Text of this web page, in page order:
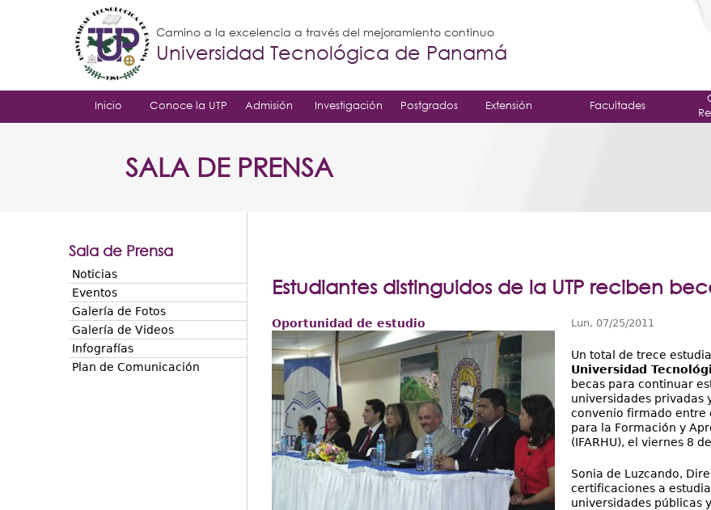
Camino a la excelencia a través del mejoramiento continuo
Universidad Tecnológica de Panamá
Inicio Conoce la UTP Admisión Investigación Postgrados Extensión Facultades
SALA DE PRENSA
Estudiantes distinguidos de la UTP reciben
Oportunidad de estudio Lun, 07/25/2011
Un total de trece
Universidad
becas para continuar
universidades privadas
convenio firmado entre
para la Formación y
(IFARHU), el viernes 8
Sonia de Luzcando,
certificaciones a
universidades públicas
Sala de Prensa
Noticias
Eventos
Galería de Fotos
Galería de Videos
Infografías
Plan de Comunicación